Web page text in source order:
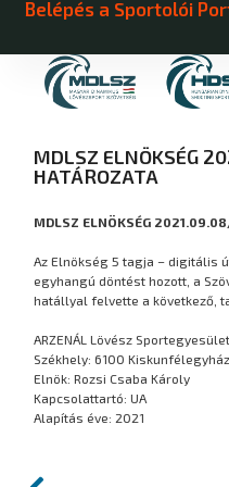
Belépés a Sportolói
MDLSZ ELNÖKSÉG
HATÁROZATA
MDLSZ ELNÖKSÉG
Az Elnökség 5 tagja – digitális
egyhangú döntést hozott, a
hatállyal felvette a következő,
ARZENÁL Lövész Sportegyesület
Székhely: 6100
Elnök: Rozsi Csaba Károly
Kapcsolattartó: UA
Alapítás éve: 2021